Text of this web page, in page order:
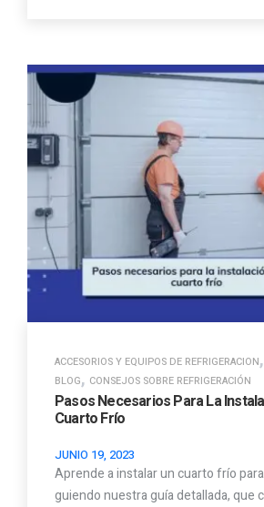
ACCESORIOS Y EQUIPOS DE REFRIGERACION,
BLOG, CONSEJOS SOBRE REFRIGERACIÓN
Pasos Necesarios Para La
Cuarto Frío
JUNIO 19, 2023
Aprende a instalar un cuarto frío
guiendo nuestra guía detallada, que